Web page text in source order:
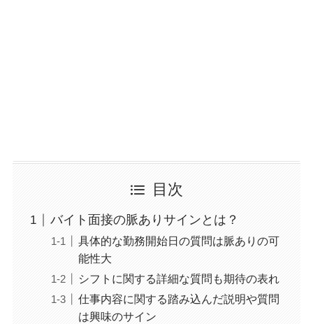
目次
バイト面接の脈ありサインとは？
具体的な勤務開始日の質問は脈ありの可
能性大
シフトに関する詳細な質問も期待の表れ
仕事内容に関する踏み込んだ説明や質問
は興味のサイン